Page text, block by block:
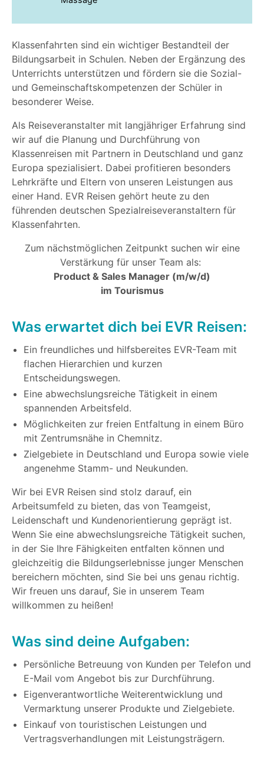
Klassenfahrten sind ein wichtiger Bestandteil der
Bildungsarbeit in Schulen. Neben der Ergänzung des
Unterrichts unterstützen und fördern sie die Sozial-
und Gemeinschaftskompetenzen der Schüler in
besonderer Weise.
Als Reiseveranstalter mit langjähriger Erfahrung sind
wir auf die Planung und Durchführung von
Klassenreisen mit Partnern in Deutschland und ganz
Europa spezialisiert. Dabei profitieren besonders
Lehrkräfte und Eltern von unseren Leistungen aus
einer Hand. EVR Reisen gehört heute zu den
führenden deutschen Spezialreiseveranstaltern für
Klassenfahrten.
Zum nächstmöglichen Zeitpunkt suchen wir eine
Verstärkung für unser Team als:
Product & Sales Manager (m/w/d)
im Tourismus
Was erwartet dich bei EVR Reisen:
Ein freundliches und hilfsbereites EVR-Team mit
flachen Hierarchien und kurzen
Entscheidungswegen.
Eine abwechslungsreiche Tätigkeit in einem
spannenden Arbeitsfeld.
Möglichkeiten zur freien Entfaltung in einem Büro
mit Zentrumsnähe in Chemnitz.
Zielgebiete in Deutschland und Europa sowie viele
angenehme Stamm- und Neukunden.
Wir bei EVR Reisen sind stolz darauf, ein
Arbeitsumfeld zu bieten, das von Teamgeist,
Leidenschaft und Kundenorientierung geprägt ist.
Wenn Sie eine abwechslungsreiche Tätigkeit suchen,
in der Sie Ihre Fähigkeiten entfalten können und
gleichzeitig die Bildungserlebnisse junger Menschen
bereichern möchten, sind Sie bei uns genau richtig.
Wir freuen uns darauf, Sie in unserem Team
willkommen zu heißen!
Was sind deine Aufgaben:
Persönliche Betreuung von Kunden per Telefon und
E-Mail vom Angebot bis zur Durchführung.
Eigenverantwortliche Weiterentwicklung und
Vermarktung unserer Produkte und Zielgebiete.
Einkauf von touristischen Leistungen und
Vertragsverhandlungen mit Leistungsträgern.